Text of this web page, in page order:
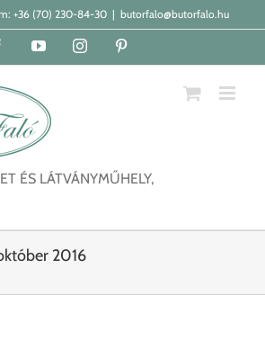
+36 (70) 230-84-30 | butorfalo@butorfalo.hu
FacebookYouTubeInstagram
ÉS LÁTVÁNYMŰHELY,
2016